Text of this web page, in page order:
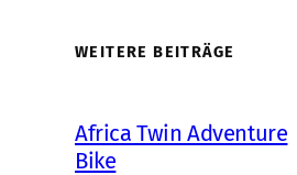
WEITERE BEITRÄGE
Africa Twin Adventure
Bike